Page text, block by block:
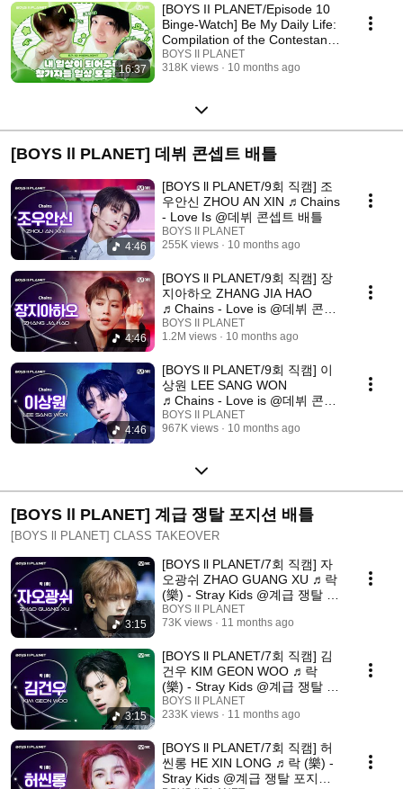
16:37
[BOYS II PLANET/Episode 10
Binge-Watch] Be My Daily Life:
Compilation of the Contestants'
Daily L...
BOYS II PLANET
318K views
10 months ago
[BOYS ll PLANET] 데뷔 콘셉트 배틀
4:46
[BOYS ll PLANET/9회 직캠] 조
우안신 ZHOU AN XIN ♬Chains
- Love Is @데뷔 콘셉트 배틀
BOYS II PLANET
255K views
10 months ago
4:46
[BOYS ll PLANET/9회 직캠] 장
지아하오 ZHANG JIA HAO
♬Chains - Love is @데뷔 콘셉
트 배틀
BOYS II PLANET
1.2M views
10 months ago
4:46
[BOYS ll PLANET/9회 직캠] 이
상원 LEE SANG WON
♬Chains - Love is @데뷔 콘셉
트 배틀
BOYS II PLANET
967K views
10 months ago
[BOYS ll PLANET] 계급 쟁탈 포지션 배틀
[BOYS ll PLANET] CLASS TAKEOVER
3:15
[BOYS ll PLANET/7회 직캠] 자
오광쉬 ZHAO GUANG XU ♬락
(樂) - Stray Kids @계급 쟁탈 포
지션 배틀
BOYS II PLANET
73K views
11 months ago
3:15
[BOYS ll PLANET/7회 직캠] 김
건우 KIM GEON WOO ♬락
(樂) - Stray Kids @계급 쟁탈 포
지션 배틀
BOYS II PLANET
233K views
11 months ago
[BOYS ll PLANET/7회 직캠] 허
씬롱 HE XIN LONG ♬락 (樂) -
Stray Kids @계급 쟁탈 포지션